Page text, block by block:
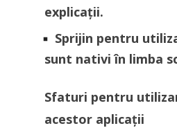
explicații.
Sprijin pentru
sunt nativi în limba
Sfaturi pentru
acestor aplicații